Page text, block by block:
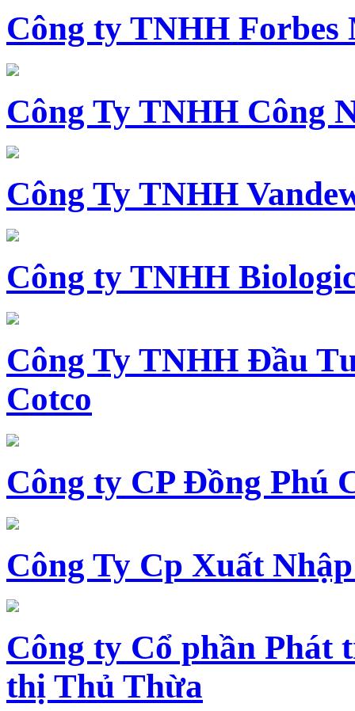
Công ty TNHH
Công Ty TNHH Công
Công Ty TNHH
Công ty TNHH
Công Ty TNHH Đầu
Cotco
Công ty CP Đồng Phú
Công Ty Cp Xuất
Công ty Cổ phần Phát
thị Thủ Thừa